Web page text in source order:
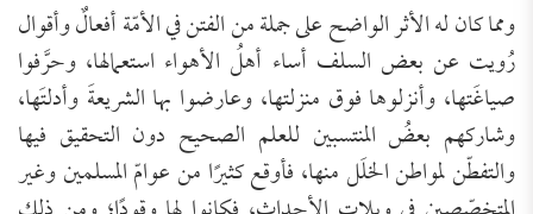
ومما كان له الأثر الواضح على جملة من الفتن في الأمّة أفعالٌ وأقوال
رُويت عن بعض السلف أساء أهلُ الأهواء استعمالها، وحرَّفوا
صياغَتها، وأنزلوها فوق منزلتها، وعارضوا بها الشريعةَ وأدلتَها،
وشاركهم بعضُ المنتسبين للعلم الصحيح دون التحقيق فيها
والتفطّن لمواطن الخلَل منها، فأوقع كثيرًا من عوامّ المسلمين وغير